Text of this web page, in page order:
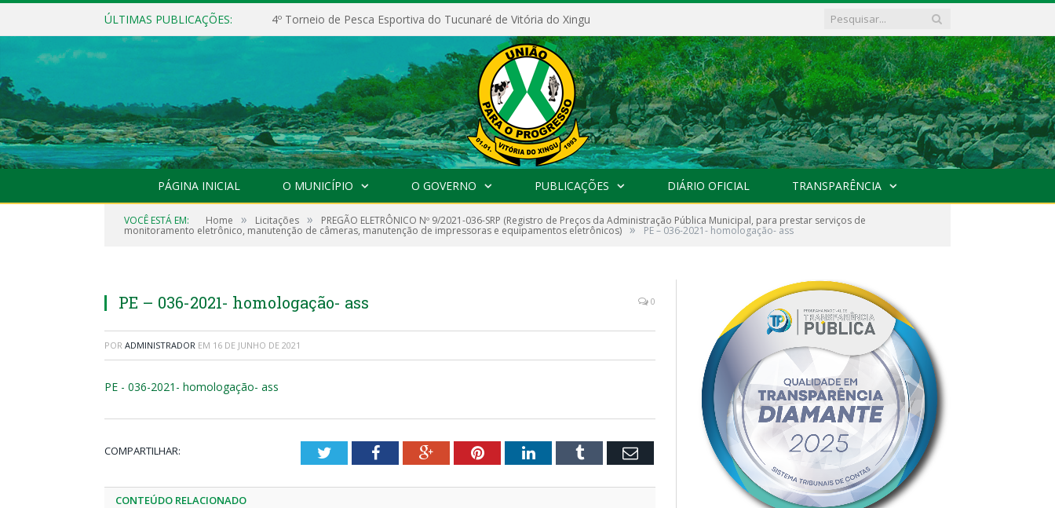
ÚLTIMAS PUBLICAÇÕES: 4º Torneio de Pesca Esportiva do Tucunaré de Vitória do Xingu
PÁGINA INICIAL O MUNICÍPIO O GOVERNO PUBLICAÇÕES DIÁRIO OFICIAL TRANSPARÊNCIA
VOCÊ ESTÁ EM: Home » Licitações » PREGÃO ELETRÔNICO Nº 9/2021-036-SRP (Registro de Preços da Administração Pública Municipal, para prestar serviços de
monitoramento eletrônico, manutenção de câmeras, manutenção de impressoras e equipamentos eletrônicos) » PE – 036-2021- homologação- ass
PE – 036-2021- homologação- ass 0
POR ADMINISTRADOR EM 16 DE JUNHO DE 2021
PE - 036-2021- homologação- ass
COMPARTILHAR: TwitterFacebookGoogle+PinterestLinkedInTumblr Email
CONTEÚDO RELACIONADO